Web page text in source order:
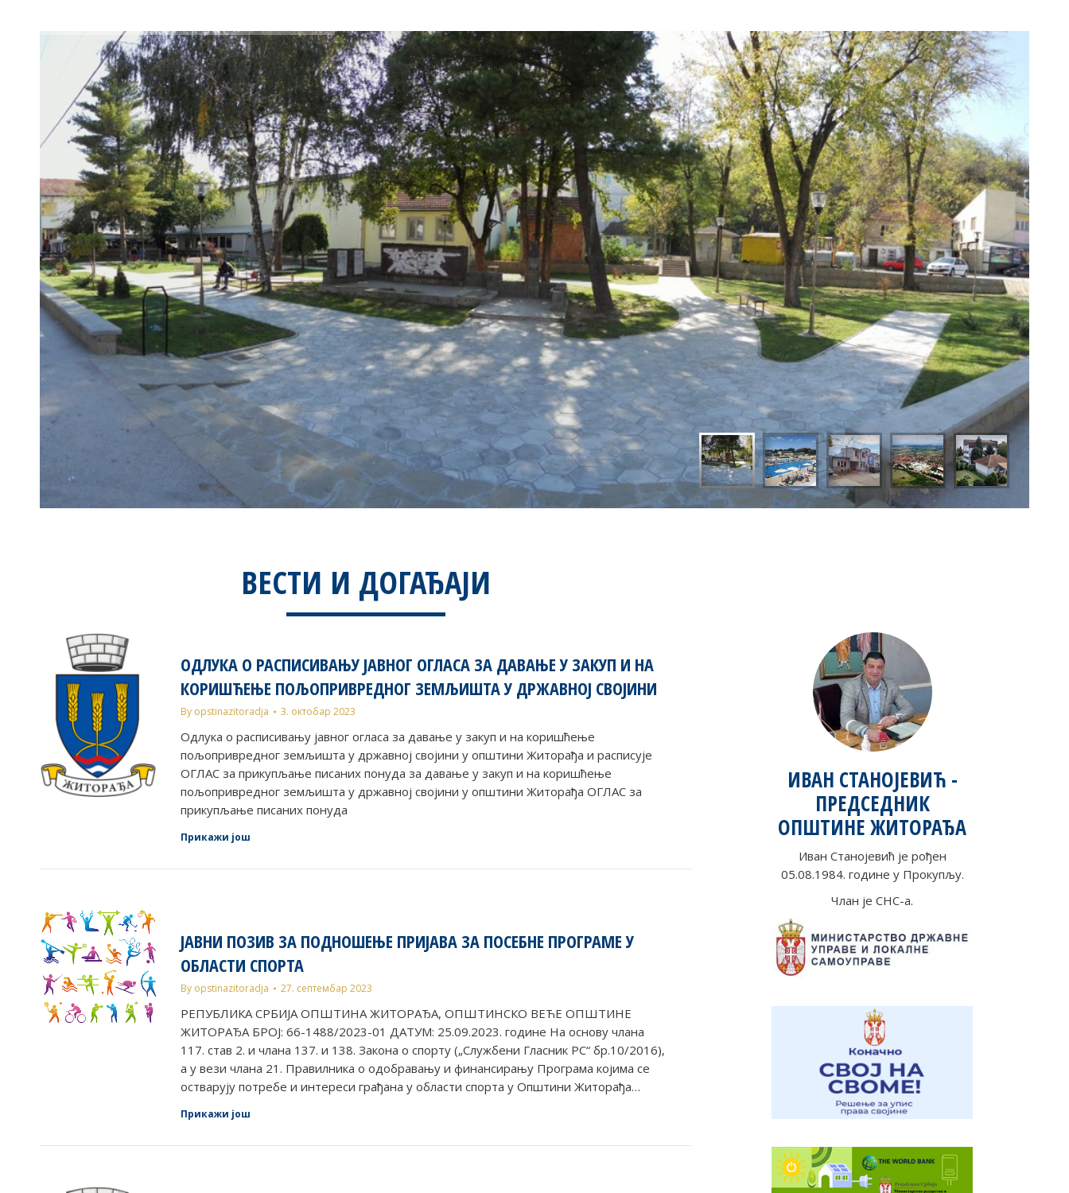
ВЕСТИ И ДОГАЂАЈИ
ОДЛУКА О РАСПИСИВАЊУ ЈАВНОГ ОГЛАСА ЗА ДАВАЊЕ У ЗАКУП И НА
КОРИШЋЕЊЕ ПОЉОПРИВРЕДНОГ ЗЕМЉИШТА У ДРЖАВНОЈ СВОЈИНИ
By opstinazitoradja 3. октобар 2023
Одлука о расписивању јавног огласа за давање у закуп и на коришћење
пољопривредног земљишта у државној својини у општини Житорађа и расписује
ОГЛАС за прикупљање писаних понуда за давање у закуп и на коришћење
пољопривредног земљишта у државној својини у општини Житорађа ОГЛАС за
прикупљање писаних понуда
Прикажи још
ЈАВНИ ПОЗИВ ЗА ПОДНОШЕЊЕ ПРИЈАВА ЗА ПОСЕБНЕ ПРОГРАМЕ У
ОБЛАСТИ СПОРТА
By opstinazitoradja 27. септембар 2023
РЕПУБЛИКА СРБИЈА ОПШТИНА ЖИТОРАЂА, ОПШТИНСКО ВЕЋЕ ОПШТИНЕ
ЖИТОРАЂА БРОЈ: 66-1488/2023-01 ДАТУМ: 25.09.2023. године На основу члана
117. став 2. и члана 137. и 138. Закона о спорту („Службени Гласник РС“ бр.10/2016),
а у вези члана 21. Правилника о одобравању и финансирању Програма којима се
остварују потребе и интереси грађана у области спорта у Општини Житорађа…
Прикажи још
ИВАН СТАНОЈЕВИЋ -
ПРЕДСЕДНИК
ОПШТИНЕ ЖИТОРАЂА
Иван Станојевић је рођен
05.08.1984. године у Прокупљу.
Члан је СНС-а.